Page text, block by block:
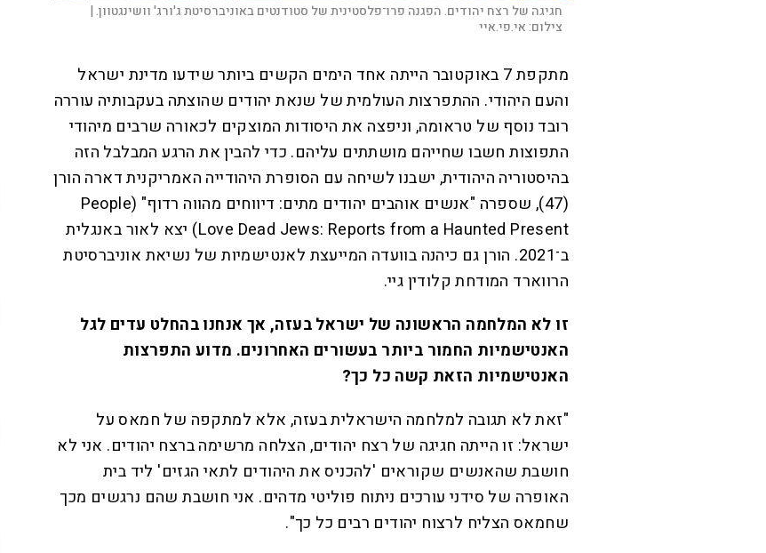
חגיגה של רצח יהודים. הפגנה פרו־פלסטינית של סטודנטים באוניברסיטת ג'ורג' וושינגטוון. |
צילום:אי.פי.איי
מ
תקפת 7 באוקטובר הייתה אחד הימים הקשים ביותר שידעו מדינת ישראל
והעם היהודי. ההתפרצות העולמית של שנאת יהודים שהוצתה בעקבותיה עוררה
רובד נוסף של טראומה, וניפצה את היסודות המוצקים לכאורה שרבים מיהודי
התפוצות חשבו שחייהם מושתתים עליהם. כדי להבין את הרגע המבלבל הזה
בהיסטוריה היהודית, ישבנו לשיחה עם הסופרת היהודייה האמריקנית דארה הורן
(47), שספרה "אנשים אוהבים יהודים מתים: דיווחים מהווה רדוף" (People
Love Dead Jews: Reports from a Haunted Present) יצא לאור באנגלית
ב־2021. הורן גם כיהנה בוועדה המייעצת לאנטישמיות של נשיאת אוניברסיטת
הרווארד המודחת קלודין גיי.
זו לא המלחמה הראשונה של ישראל בעזה, אך אנחנו בהחלט עדים לגל
האנטישמיות החמור ביותר בעשורים האחרונים. מדוע התפרצות
האנטישמיות הזאת קשה כל כך?
"זאת לא תגובה למלחמה הישראלית בעזה, אלא למתקפה של חמאס על
ישראל: זו הייתה חגיגה של רצח יהודים, הצלחה מרשימה ברצח יהודים. אני לא
חושבת שהאנשים שקוראים 'להכניס את היהודים לתאי הגזים' ליד בית
האופרה של סידני עורכים ניתוח פוליטי מדהים. אני חושבת שהם נרגשים מכך
שחמאס הצליח לרצוח יהודים רבים כל כך".